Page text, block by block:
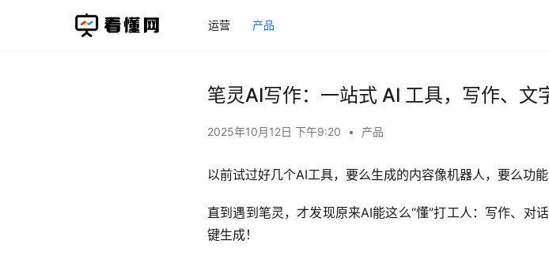
运营 产品
笔灵AI写作：一站式 AI 工具，写作、文
2025年10月12日 下午9:20 • 产品
以前试过好几个AI工具，要么生成的内容像机器人，要么功
直到遇到笔灵，才发现原来AI能这么“懂”打工人：写作、
键生成！